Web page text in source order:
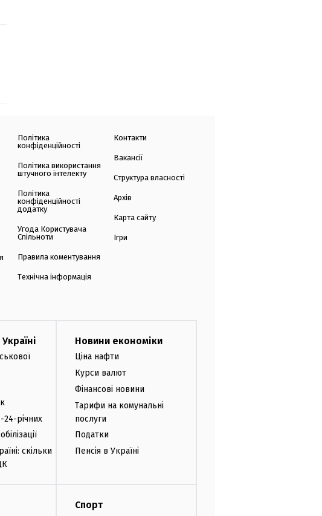
Політика
конфіденційності
Політика використання
штучного інтелекту
Політика
конфіденційності
додатку
Угода Користувача
Спільноти
Правила коментування
Технічна інформація
Контакти
Вакансії
Структура власності
Архів
Карта сайту
Ігри
24-річних
скільки
Новини економіки
Ціна нафти
Курси валют
Фінансові новини
Тарифи на комунальні
послуги
Податки
Пенсія в Україні
Спорт